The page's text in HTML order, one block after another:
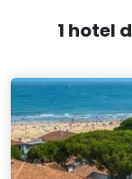
1 hotel